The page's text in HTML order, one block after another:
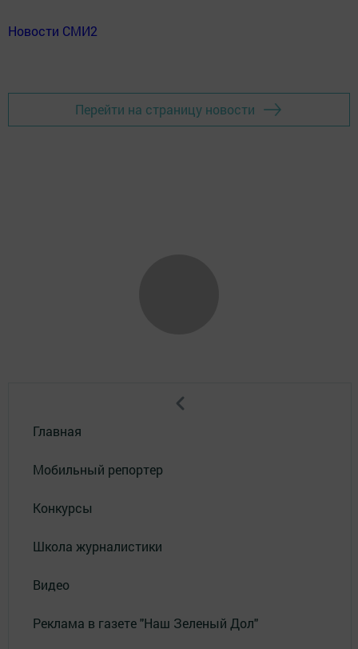
Новости СМИ2
Перейти на страницу новости
Главная
Мобильный репортер
Конкурсы
Школа журналистики
Видео
Реклама в газете "Наш Зеленый Дол"